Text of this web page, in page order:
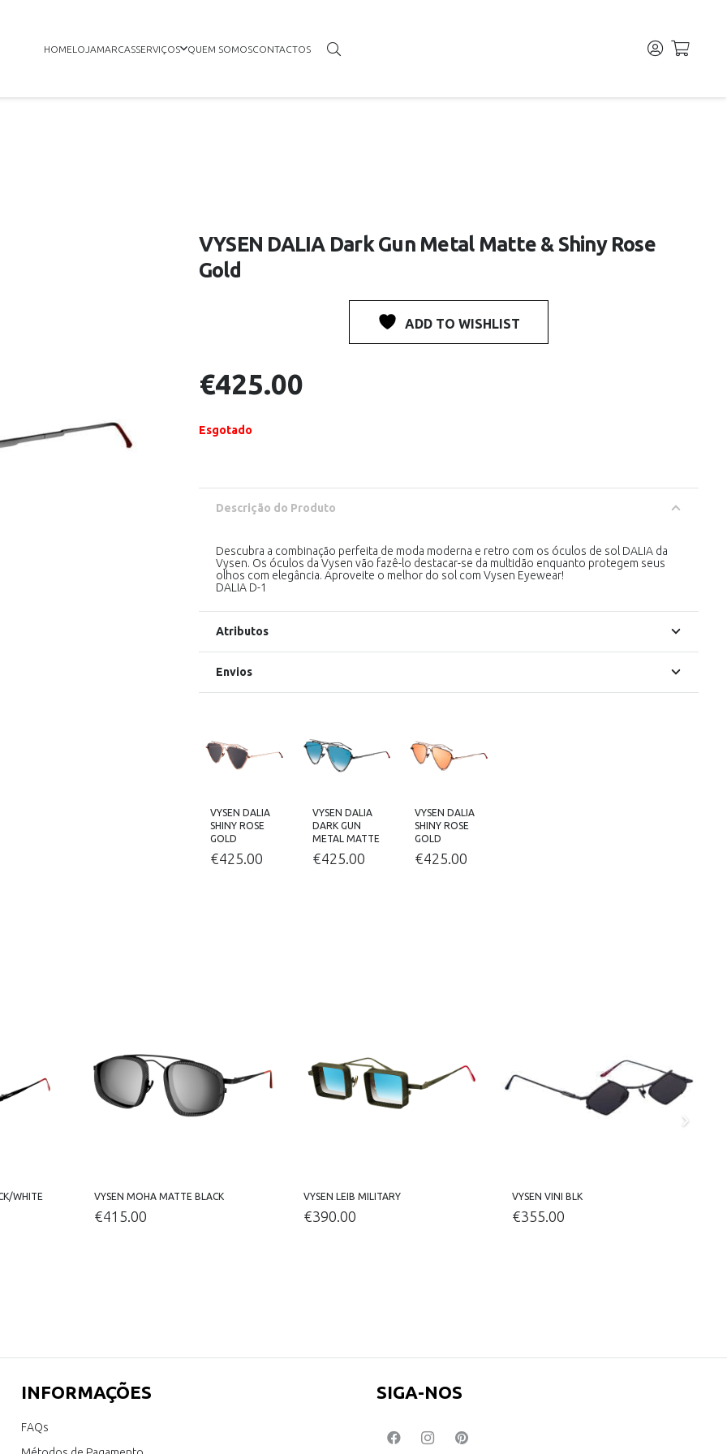
HOMELOJAMARCASSERVIÇOS QUEM SOMOSCONTACTOS
VYSEN DALIA Dark Gun Metal Matte & Shiny Rose
Gold
ADD TO WISHLIST
€425.00
Esgotado
Descrição do Produto
Descubra a combinação perfeita de moda moderna e retro com os óculos de sol DALIA da
Vysen. Os óculos da Vysen vão fazê-lo destacar-se da multidão enquanto protegem seus
olhos com elegância. Aproveite o melhor do sol com Vysen Eyewear!
DALIA D-1
Atributos
Envios
VYSEN DALIA
SHINY ROSE
GOLD
€425.00
VYSEN DALIA
DARK GUN
METAL MATTE
€425.00
VYSEN DALIA
SHINY ROSE
GOLD
€425.00
WHITE VYSEN MOHA MATTE BLACK
€415.00
VYSEN LEIB MILITARY
€390.00
VYSEN VINI BLK
€355.00
INFORMAÇÕES
FAQs
SIGA-NOS